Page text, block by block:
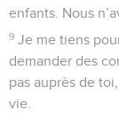
enfants. Nous
9 Je me tiens
demander des
pas auprès de
vie.